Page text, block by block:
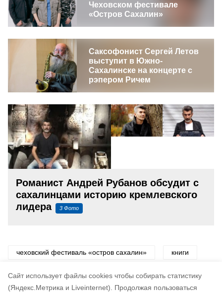
Cайт использует файлы cookies чтобы собирать статистику
(Яндекс.Метрика и Liveinternet).
Продолжая пользоваться
Чеховском фестивале
«Остров Сахалин»
Саксофонист Сергей Летов
выступит в Южно-
Сахалинске на концерте с
рэпером Ричем
Романист Андрей Рубанов обсудит с
сахалинцами историю кремлевского
лидера
3 Фото
чеховский фестиваль «остров сахалин» книги
писатель